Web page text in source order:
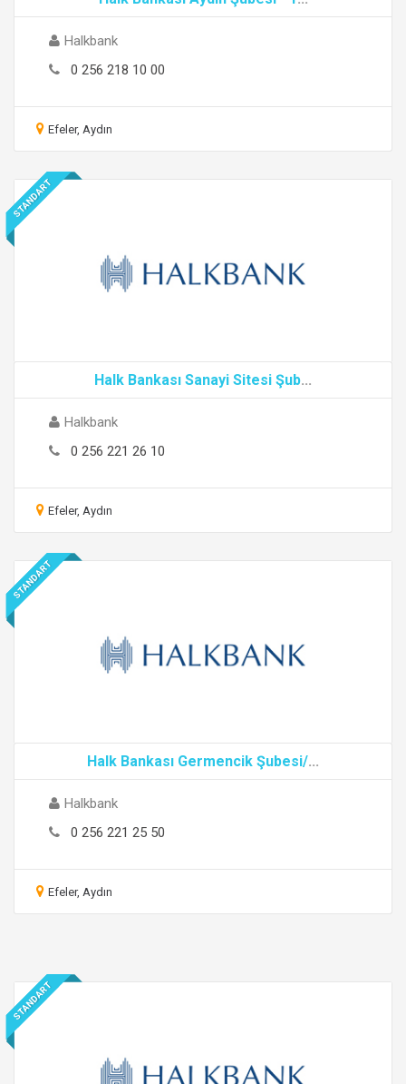
Halkbank
0 256 218 10 00
Efeler, Aydın
STANDART
Halk Bankası Sanayi Sitesi Şub...
Halkbank
0 256 221 26 10
Efeler, Aydın
STANDART
Halk Bankası Germencik Şubesi/...
Halkbank
0 256 221 25 50
Efeler, Aydın
STANDART